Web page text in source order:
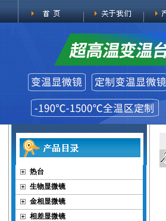
热台
生物显微镜
金相显微镜
相差显微镜